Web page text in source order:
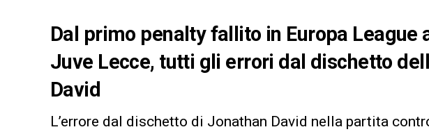
Dal primo penalty fallito in Europa League
Juve Lecce, tutti gli errori dal dischetto
David
L’errore dal dischetto di Jonathan David nella partita